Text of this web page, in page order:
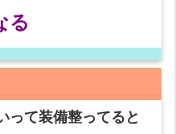
る
って装備整ってると